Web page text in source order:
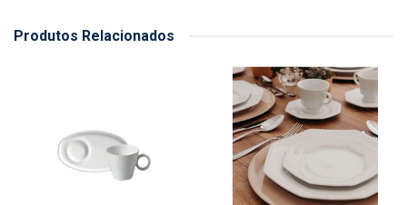
Produtos Relacionados